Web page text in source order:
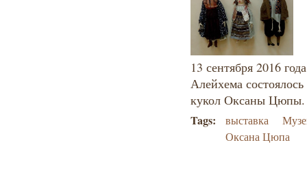
13 сентября 2016
Алейхема
кукол Оксаны Цюпы.
Tags: выставка
Оксана Цюпа